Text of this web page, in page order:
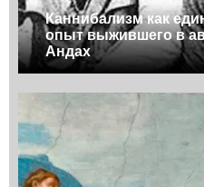
Каннибализм как
опыт выжившего в
Андах